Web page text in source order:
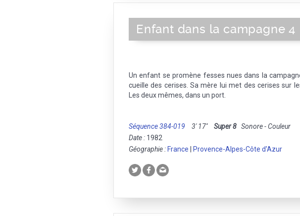
Enfant dans la campagne 4
Un enfant se promène fesses nues dans la
cueille des cerises. Sa mère lui met des cerises sur
Les deux mêmes, dans un port.
Séquence 384-019 3' 17'' Super 8 Sonore - Couleur
Date : 1982
Géographie : France Provence-Alpes-Côte d'Azur